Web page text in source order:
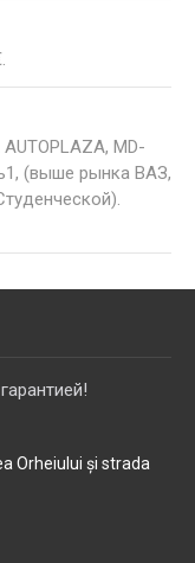
MD-
(выше рынка ВАЗ,
Orheiului și strada